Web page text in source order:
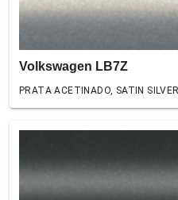
Volkswagen LB7Z
PRATA ACETINADO, SATIN